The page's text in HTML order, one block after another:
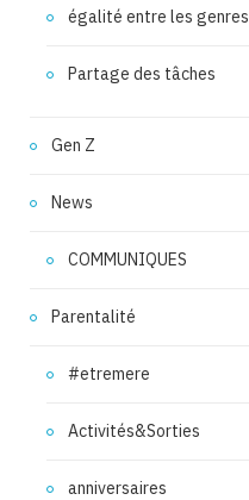
égalité entre les genres
Partage des tâches
Gen Z
News
COMMUNIQUES
Parentalité
#etremere
Activités&Sorties
anniversaires